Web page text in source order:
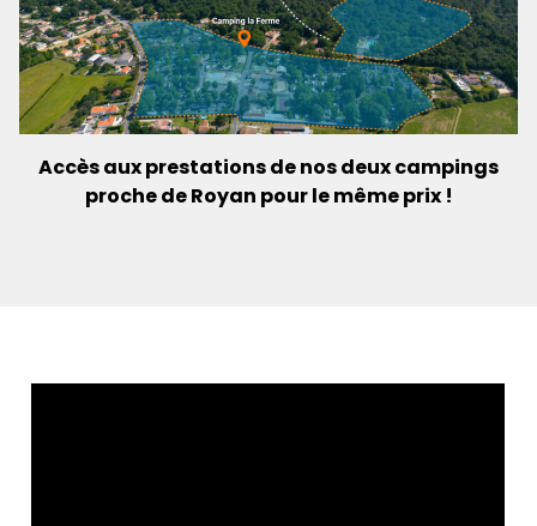
Accès aux prestations de nos deux campings
proche de Royan pour le même prix !